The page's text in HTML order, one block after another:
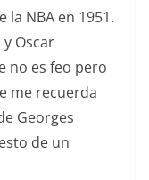
NBA en 1951.
Oscar
no es feo pero
me recuerda
Georges
de un